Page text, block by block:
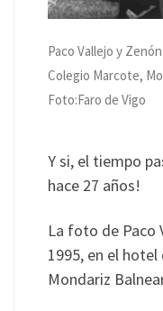
Paco Vallejo y
Colegio Marcote,
Foto:Faro de Vigo
Y si, el tiempo
hace 27 años!
La foto de Paco
1995, en el
Mondariz